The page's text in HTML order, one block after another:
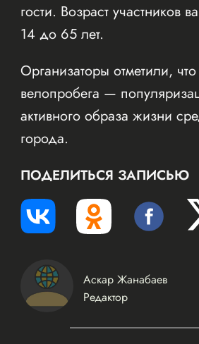
гости. Возраст участников
14 до 65 лет.
Организаторы отметили,
велопробега —
активного образа жизни
города.
ПОДЕЛИТЬСЯ ЗАПИСЬЮ
Аскар Жанабаев
Редактор